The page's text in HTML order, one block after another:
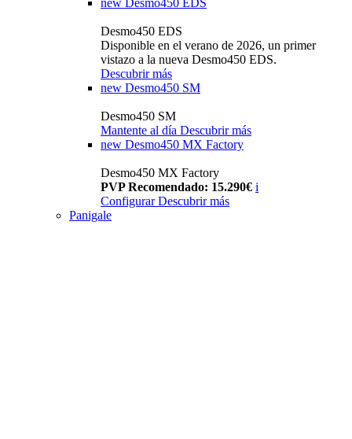
new Desmo450 EDS
Desmo450 EDS
Disponible en el verano de 2026, un primer
vistazo a la nueva Desmo450 EDS.
Descubrir más
new Desmo450 SM
Desmo450 SM
Mantente al día Descubrir más
new Desmo450 MX Factory
Desmo450 MX Factory
PVP Recomendado: 15.290€ i
Configurar Descubrir más
Panigale